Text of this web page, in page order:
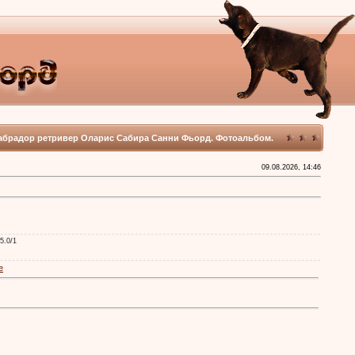
ретривер Оларис Сабира Санни Фьорд. Фотоальбом.
09.08.2026, 14:46
1